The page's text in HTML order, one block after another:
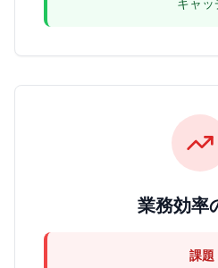
キャッ
業務効率
課題